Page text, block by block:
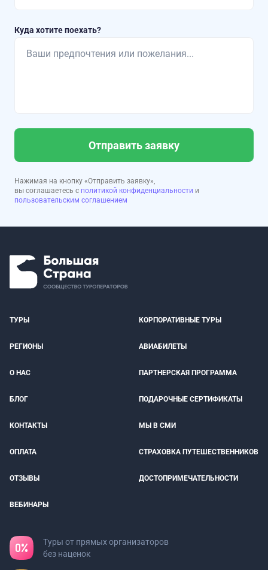
Куда хотите поехать?
Отправить заявку
Нажимая на кнопку «Отправить заявку»,
вы соглашаетесь с политикой конфиденциальности и
пользовательским соглашением
ТУРЫ КОРПОРАТИВНЫЕ ТУРЫ
РЕГИОНЫ АВИАБИЛЕТЫ
О НАС ПАРТНЕРСКАЯ ПРОГРАММА
БЛОГ ПОДАРОЧНЫЕ СЕРТИФИКАТЫ
КОНТАКТЫ МЫ В СМИ
ОПЛАТА СТРАХОВКА ПУТЕШЕСТВЕННИКОВ
ОТЗЫВЫ ДОСТОПРИМЕЧАТЕЛЬНОСТИ
ВЕБИНАРЫ
Туры от прямых организаторов
без наценок